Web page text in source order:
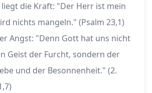
die Kraft: "Der Herr ist mein
nichts mangeln." (Psalm 23,1)
Angst: "Denn Gott hat uns nicht
Geist der Furcht, sondern der
und der Besonnenheit." (2.